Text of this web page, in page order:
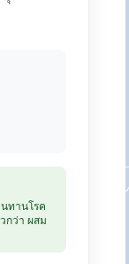
ทานโรค
กว่า ผสม